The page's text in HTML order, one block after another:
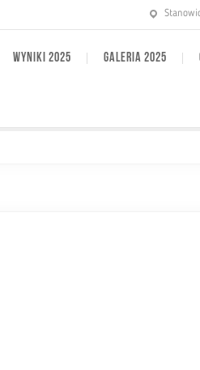
WYNIKI 2025 GALERIA 2025